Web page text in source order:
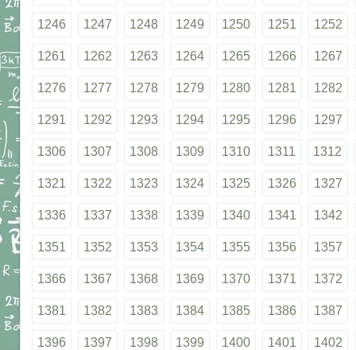
1246 1247 1248 1249 1250 1251 1252
1261 1262 1263 1264 1265 1266 1267
1276 1277 1278 1279 1280 1281 1282
1291 1292 1293 1294 1295 1296 1297
1306 1307 1308 1309 1310 1311 1312
1321 1322 1323 1324 1325 1326 1327
1336 1337 1338 1339 1340 1341 1342
1351 1352 1353 1354 1355 1356 1357
1366 1367 1368 1369 1370 1371 1372
1381 1382 1383 1384 1385 1386 1387
1396 1397 1398 1399 1400 1401 1402